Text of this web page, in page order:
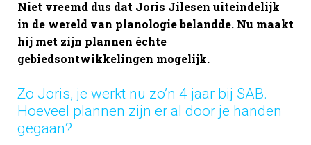
Niet vreemd dus dat Joris Jilesen uiteindelijk
in de wereld van planologie belandde. Nu maakt
hij met zijn plannen échte
gebiedsontwikkelingen mogelijk.
Zo Joris, je werkt nu zo’n 4 jaar bij SAB.
Hoeveel plannen zijn er al door je handen
gegaan?